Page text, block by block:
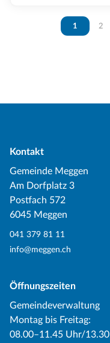
Vous êtes
1 2
Kontakt
Gemeinde Meggen
Am Dorfplatz 3
Postfach 572
6045 Meggen
041 379 81 11
info@meggen.ch
Öffnungszeiten
Gemeindeverwaltung
Montag bis Freitag:
08.00–11.45 Uhr/